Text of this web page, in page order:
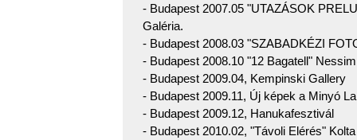
- Budapest 2007.05 "UTAZÁSOK
Galéria.
- Budapest 2008.03 "SZABADKÉZI
- Budapest 2008.10 "12 Bagatell"
- Budapest 2009.04, Kempinski Gallery
- Budapest 2009.11, Új képek a Minyó
- Budapest 2009.12, Hanukafesztivál
- Budapest 2010.02, "Távoli Elérés"